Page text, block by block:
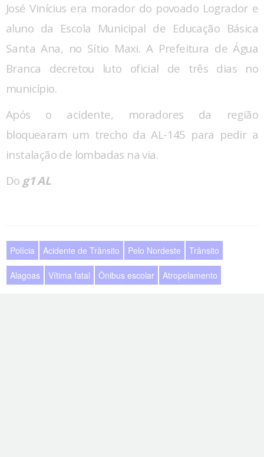
José Vinícius era morador do povoado Logrador e
aluno da Escola Municipal de Educação Básica
Santa Ana, no Sítio Maxi. A Prefeitura de Água
Branca decretou luto oficial de três dias no
município.
Após o acidente, moradores da região
bloquearam um trecho da AL-145 para pedir a
instalação de lombadas na via.
Dog1 AL
Polícia Acidente de Trânsito Pelo Nordeste Trânsito
Alagoas Vítima fatal Ônibus escolar Atropelamento